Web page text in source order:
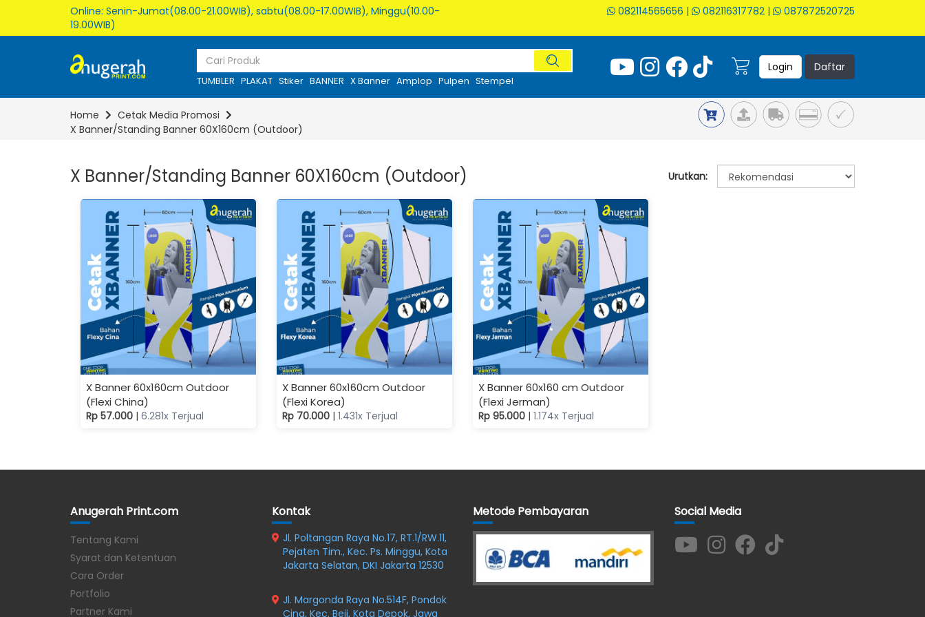
Online: Senin-Jumat(08.00-21.00WIB), sabtu(08.00-17.00WIB), Minggu(10.00-
19.00WIB)
082114565656 | 082116317782 | 087872520725
TUMBLER PLAKAT Stiker BANNER X Banner Amplop Pulpen Stempel
Login Daftar
Home
Cetak Media Promosi
X Banner/Standing Banner 60X160cm (Outdoor)
X Banner/Standing Banner 60X160cm (Outdoor) Urutkan:
X Banner 60x160cm Outdoor
(Flexi China)
Rp 57.000 | 6.281x Terjual
X Banner 60x160cm Outdoor
(Flexi Korea)
Rp 70.000 | 1.431x Terjual
X Banner 60x160 cm Outdoor
(Flexi Jerman)
Rp 95.000 | 1.174x Terjual
Anugerah Print.com
Tentang Kami
Syarat dan Ketentuan
Cara Order
Portfolio
Partner Kami
Kontak
Jl. Poltangan Raya No.17, RT.1/RW.11,
Pejaten Tim., Kec. Ps. Minggu, Kota
Jakarta Selatan, DKI Jakarta 12530
Jl. Margonda Raya No.514F, Pondok
Cina, Kec. Beji, Kota Depok, Jawa
Metode Pembayaran Social Media